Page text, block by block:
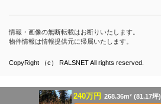
情報・画像の無断転載はお断りいたします。
物件情報は情報提供元に帰属いたします。
CopyRight （c） RALSNET All rights reserved.
240万円 268.36m² (81.17坪)